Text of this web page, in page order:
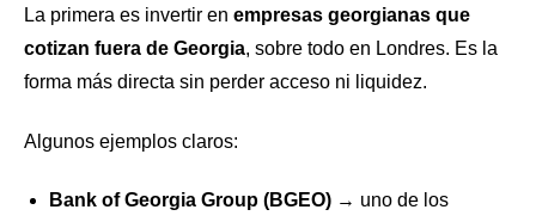
La primera es invertir en empresas georgianas que
cotizan fuera de Georgia, sobre todo en Londres. Es la
forma más directa sin perder acceso ni liquidez.
Algunos ejemplos claros:
Bank of Georgia Group (BGEO)→ uno de los